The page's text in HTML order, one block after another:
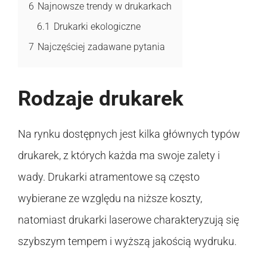
6 Najnowsze trendy w drukarkach
6.1 Drukarki ekologiczne
7 Najczęściej zadawane pytania
Rodzaje drukarek
Na rynku dostępnych jest kilka głównych typów
drukarek, z których każda ma swoje zalety i
wady. Drukarki atramentowe są często
wybierane ze względu na niższe koszty,
natomiast drukarki laserowe charakteryzują się
szybszym tempem i wyższą jakością wydruku.